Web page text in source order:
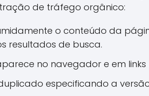
de tráfego orgânico:
o conteúdo da
resultados de busca.
no navegador e em links
especificando a